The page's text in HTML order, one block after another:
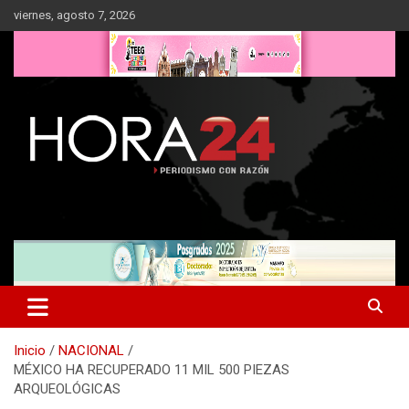
Saltar
al
viernes, agosto 7, 2026
Inicio
NACIONAL
MÉXICO HA RECUPERADO 11 MIL 500 PIEZAS
ARQUEOLÓGICAS